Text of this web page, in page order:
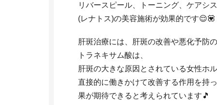
リバースピール、トーニング、ケアシス
(レナトス)の美容施術が効果的です😌💟
肝斑治療には、肝斑の改善や悪化予防
トラネキサム酸は、
肝斑の大きな原因とされている女性ホ
直接的に働きかけて改善する作用を持
果が期待できると考えられています🎵